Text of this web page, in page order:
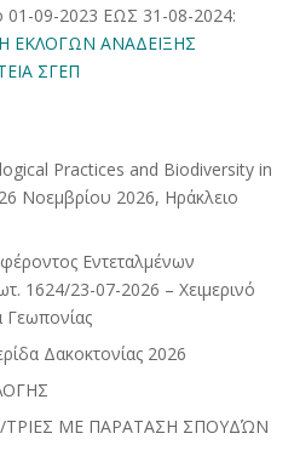
01-09-2023 ΕΩΣ 31-08-2024:
ΕΚΛΟΓΩΝ ΑΝΑΔΕΙΞΗΣ
ΣΓΕΠ
Practices and Biodiversity in
Νοεμβρίου 2026, Ηράκλειο
Εντεταλμένων
1624/23-07-2026 – Χειμερινό
Δακοκτονίας 2026
ΤΡΙΕΣ ΜΕ ΠΑΡΑΤΑΣΗ ΣΠΟΥΔΏΝ